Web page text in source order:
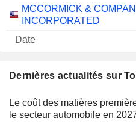
MCCORMICK &
INCORPORATED
Dernières actualités sur
Le coût des matières
le secteur automobile en